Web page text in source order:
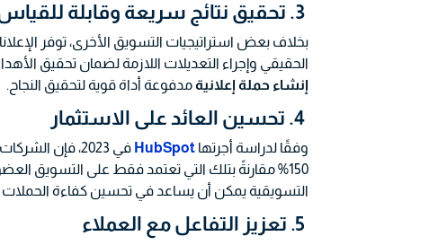
3. تحقيق نتائج سريعة وقابلة للقياس
بخلاف بعض استراتيجيات التسويق الأخرى، توفر
الحقيقي وإجراء التعديلات اللازمة لضمان تحقيق
إنشاء حملة إعلانيةمدفوعة أداة قوية لتحقيق النجاح.
4. تحسين العائد على الاستثمار
وفقًا لدراسة أجرتهاHubSpot
في 2023، فإن
150% مقارنةً بتلك التي تعتمد فقط على
التسويقية يمكن أن يساعد في تحسين كفاءة الحملات